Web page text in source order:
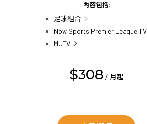
內容包括:
足球組合
Now Sports Premier League TV
MUTV
$308 / 月起